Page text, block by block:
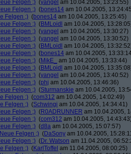
Felgen ;) (yangel am 10.04.2005, 13:23:55)
Felgen ;) (bones14 am 10.04.2005,
Felgen ;) (bones14 am 10.04.2005, 13:25:45)
Felgen ;) (BMLoidl am 10.04.2005,
Felgen ;) (yangel am 10.04.2005, 13:30:27)
Felgen ;) (yangel am 10.04.2005, 13:30:52)
Felgen ;) (BMLoidl am 10.04.2005,
Felgen ;) (bones14 am 10.04.2005,
Felgen ;) (MikE_
am 10.04.2005, 13:33:44)
Felgen ;) (BMLoidl am 10.04.2005,
Felgen ;) (yangel am 10.04.2005, 13:40:52)
Felgen ;) (phj am 10.04.2005, 13:46:36)
Felgen ;) (Sturmanskie am 10.04.2005,
Felgen ;) (com312 am 10.04.2005, 14:02:49)
Felgen ;) (Schwingi am 10.04.2005, 14:34:41)
Felgen ;) (R0ADRUNNER am 10.04.2005,
Felgen ;) (com312 am 10.04.2005,
Felgen ;) (d8a am 10.04.2005, 15:07:57)
Felgen ;) (DaSony am 10.04.2005,
Felgen ;) (Dr. Watson am 11.04.2005,
Felgen ;) (KarlToffel am 11.04.2005, 08:00:25)